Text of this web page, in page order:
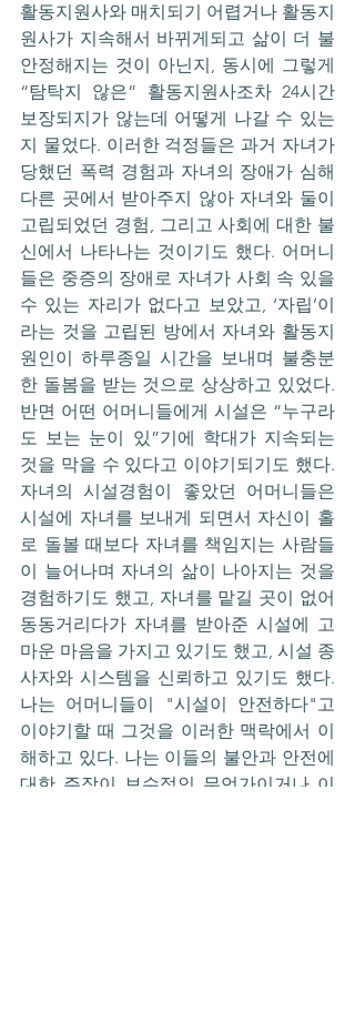
활동지원사와 매치되기 어렵거나 활동지
원사가 지속해서 바뀌게되고 삶이 더 불
안정해지는 것이 아닌지, 동시에 그렇게
“탐탁지 않은” 활동지원사조차 24시간
보장되지가 않는데 어떻게 나갈 수 있는
지 물었다. 이러한 걱정들은 과거 자녀가
당했던 폭력 경험과 자녀의 장애가 심해
다른 곳에서 받아주지 않아 자녀와 둘이
고립되었던 경험, 그리고 사회에 대한 불
신에서 나타나는 것이기도 했다. 어머니
들은 중증의 장애로 자녀가 사회 속 있을
수 있는 자리가 없다고 보았고, ‘자립’이
라는 것을 고립된 방에서 자녀와 활동지
원인이 하루종일 시간을 보내며 불충분
한 돌봄을 받는 것으로 상상하고 있었다.
반면 어떤 어머니들에게 시설은 “누구라
도 보는 눈이 있”기에 학대가 지속되는
것을 막을 수 있다고 이야기되기도 했다.
자녀의 시설경험이 좋았던 어머니들은
시설에 자녀를 보내게 되면서 자신이 홀
로 돌볼 때보다 자녀를 책임지는 사람들
이 늘어나며 자녀의 삶이 나아지는 것을
경험하기도 했고, 자녀를 맡길 곳이 없어
동동거리다가 자녀를 받아준 시설에 고
마운 마음을 가지고 있기도 했고, 시설 종
사자와 시스템을 신뢰하고 있기도 했다.
나는 어머니들이 "시설이 안전하다"고
이야기할 때 그것을 이러한 맥락에서 이
해하고 있다. 나는 이들의 불안과 안전에
대한 주장이 보수적인 무언가이거나 이